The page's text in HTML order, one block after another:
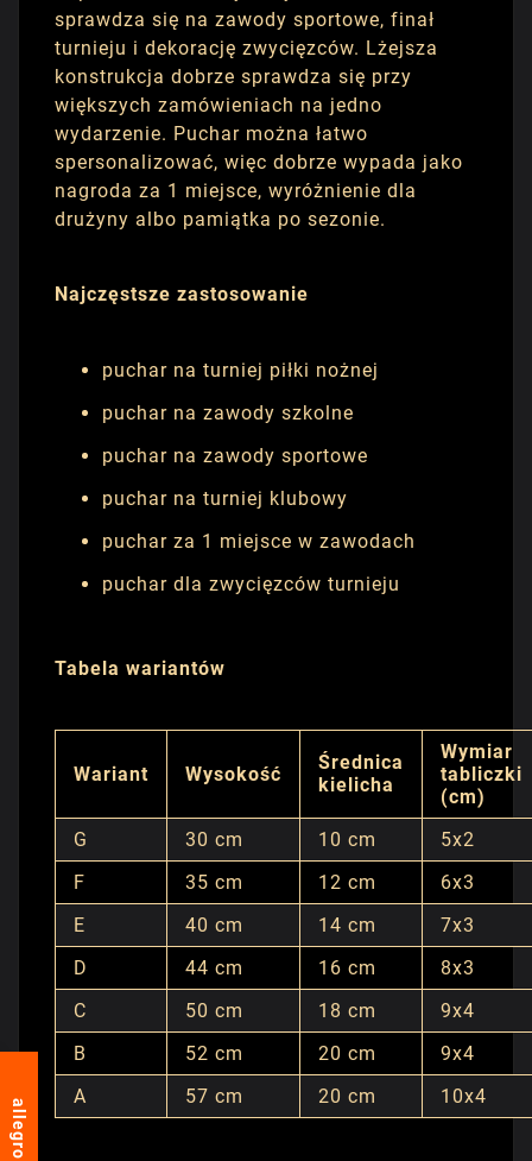
sprawdza się na zawody sportowe, finał
turnieju i dekorację zwycięzców. Lżejsza
konstrukcja dobrze sprawdza się przy
większych zamówieniach na jedno
wydarzenie. Puchar można łatwo
spersonalizować, więc dobrze wypada jako
nagroda za 1 miejsce, wyróżnienie dla
drużyny albo pamiątka po sezonie.
Najczęstsze zastosowanie
puchar na turniej piłki nożnej
puchar na zawody szkolne
puchar na zawody sportowe
puchar na turniej klubowy
puchar za 1 miejsce w zawodach
puchar dla zwycięzców turnieju
Tabela wariantów
Wariant Wysokość
Średnica
kielicha
Wymiar
tabliczki
(cm)
G
30 cm 10 cm
5x2
F
35 cm 12 cm
6x3
E
40 cm 14 cm
7x3
D
44 cm 16 cm
8x3
C
50 cm 18 cm
9x4
B
52 cm 20 cm
9x4
A
57 cm 20 cm 10x4
allegro